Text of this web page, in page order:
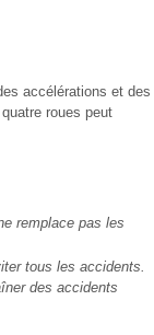
accélérations et des
roues peut
remplace pas les
tous les accidents.
des accidents